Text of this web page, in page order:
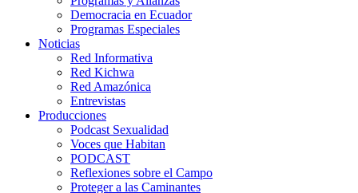
Democracia en Ecuador
Programas Especiales
Noticias
Red Informativa
Red Kichwa
Red Amazónica
Entrevistas
Producciones
Podcast Sexualidad
Voces que Habitan
PODCAST
Reflexiones sobre el Campo
Proteger a las Caminantes